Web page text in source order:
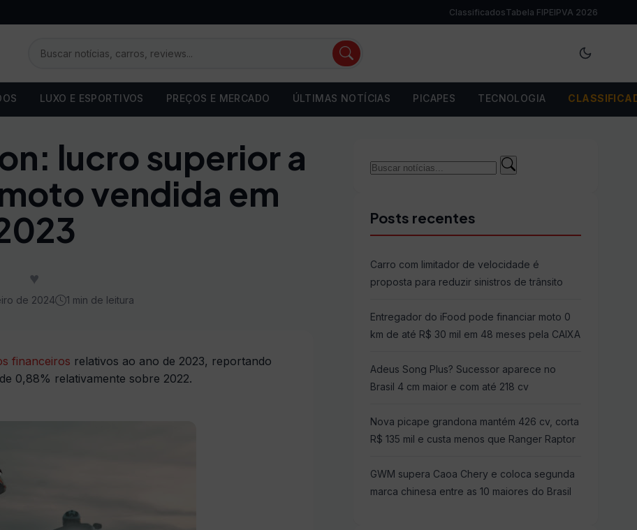
ClassificadosTabela FIPEIPVA 2026
LUXO E ESPORTIVOS PREÇOS E MERCADO ÚLTIMAS NOTÍCIAS PICAPES TECNOLOGIA
lucro superior a
vendida em
♥
de 2024 1 min de leitura
financeiros relativos ao ano de 2023, reportando
0,88% relativamente sobre 2022.
Buscar
Buscar
Posts recentes
Carro com limitador de velocidade é
proposta para reduzir sinistros de trânsito
Entregador do iFood pode financiar moto 0
km de até R$ 30 mil em 48 meses pela CAIXA
Adeus Song Plus? Sucessor aparece no
Brasil 4 cm maior e com até 218 cv
Nova picape grandona mantém 426 cv, corta
R$ 135 mil e custa menos que Ranger Raptor
GWM supera Caoa Chery e coloca segunda
marca chinesa entre as 10 maiores do Brasil